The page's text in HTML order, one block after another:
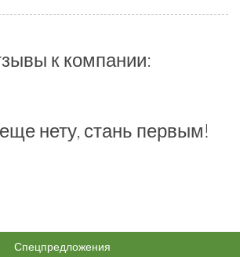
к компании:
нету, стань первым!
Спецпредложения